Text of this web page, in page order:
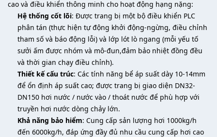
cao và điều khiển thông minh cho hoạt động hạng nặng:
Hệ thống cốt lõi: Được trang bị một bộ điều khiển PLC
phân tán (thực hiện tự động khởi động-ngừng, điều chỉnh
tham số và báo động lỗi) và lớp lót lò ngang (mỗi yếu tố
sưởi ấm được nhóm và mô-đun,đảm bảo nhiệt đồng đều
và thời gian chạy điều chỉnh).
Thiết kế cấu trúc: Các tính năng bể áp suất dày 10-14mm
để ổn định áp suất cao; được trang bị giao diện DN32-
DN150 hơi nước / nước vào / thoát nước để phù hợp với
truyền hơi nước dòng chảy lớn.
Khả năng bảo hiểm: Cung cấp sản lượng hơi 1000kg/h
đến 6000kg/h, đáp ứng đầy đủ nhu cầu cung cấp hơi cao